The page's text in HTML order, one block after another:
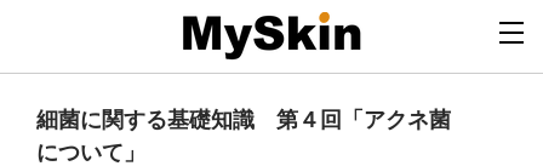
細菌に関する基礎知識 第４回「アクネ菌
について」